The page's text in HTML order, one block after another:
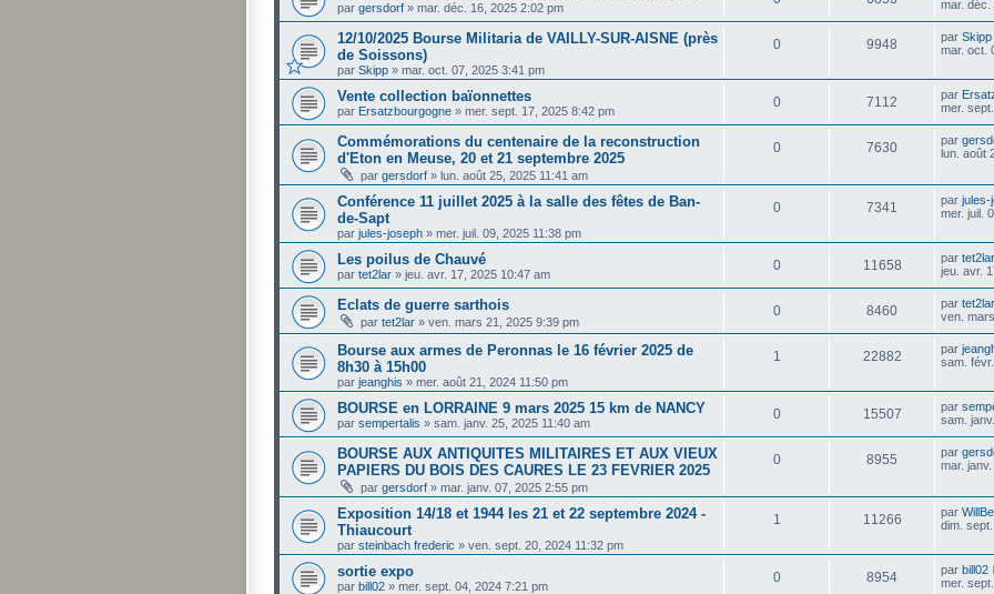
par gersdorf » mar. déc. 16, 2025 2:02 pm
mar. déc.
12/10/2025 Bourse Militaria de VAILLY-SUR-AISNE (près
de Soissons)
par Skipp » mar. oct. 07, 2025 3:41 pm
0 9948 par Skipp
mar. oct.
Vente collection baïonnettes
par Ersatzbourgogne » mer. sept. 17, 2025 8:42 pm
0 7112 par
mer.
Commémorations du centenaire de la reconstruction
d'Eton en Meuse, 20 et 21 septembre 2025
par gersdorf » lun. août 25, 2025 11:41 am
0 7630 par
lun. août
Conférence 11 juillet 2025 à la salle des fêtes de Ban-
de-Sapt
par jules-joseph » mer. juil. 09, 2025 11:38 pm
0 7341 par jules-
mer. juil.
Les poilus de Chauvé
par tet2lar » jeu. avr. 17, 2025 10:47 am
0 11658 par tet2lar
jeu. avr.
Eclats de guerre sarthois
par tet2lar » ven. mars 21, 2025 9:39 pm
0 8460 par tet2lar
ven.
Bourse aux armes de Peronnas le 16 février 2025 de
8h30 à 15h00
par jeanghis » mer. août 21, 2024 11:50 pm
1 22882 par
sam.
BOURSE en LORRAINE 9 mars 2025 15 km de NANCY
par sempertalis » sam. janv. 25, 2025 11:40 am
0 15507 par
sam.
BOURSE AUX ANTIQUITES MILITAIRES ET AUX VIEUX
PAPIERS DU BOIS DES CAURES LE 23 FEVRIER 2025
par gersdorf » mar. janv. 07, 2025 2:55 pm
0 8955 par
mar.
Exposition 14/18 et 1944 les 21 et 22 septembre 2024 -
Thiaucourt
par steinbach frederic » ven. sept. 20, 2024 11:32 pm
1 11266 par
dim.
sortie expo
par bill02 » mer. sept. 04, 2024 7:21 pm
0 8954 par bill02
mer.